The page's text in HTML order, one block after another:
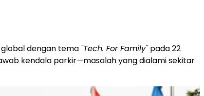
dengan tema "Tech. For Family"pada 22
kendala parkir—masalah yang dialami sekitar